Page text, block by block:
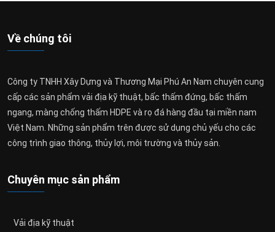
Về chúng tôi
Công ty TNHH Xây Dựng và Thương Mại Phú An Nam chuyên cung
cấp các sản phẩm vải địa kỹ thuật, bấc thấm đứng, bấc thấm
ngang, màng chống thấm HDPE và rọ đá hàng đầu tại miền nam
Việt Nam. Những sản phẩm trên được sử dụng chủ yếu cho các
công trình giao thông, thủy lợi, môi trường và thủy sản.
Chuyên mục sản phẩm
Vải địa kỹ thuật